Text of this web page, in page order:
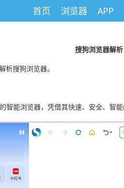
首页 浏览器 APP
搜狗浏览器解
搜狗浏览器。
能浏览器，凭借其快速、安全、智